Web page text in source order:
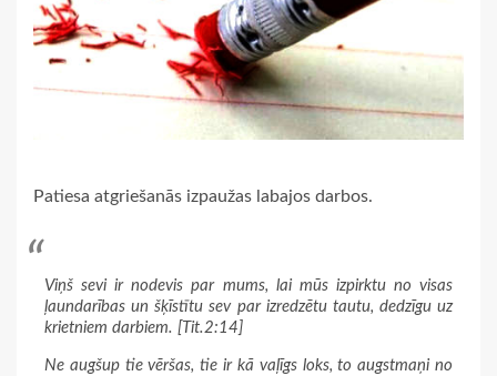
Patiesa atgriešanās izpaužas labajos darbos.
Viņš sevi ir nodevis par mums, lai mūs izpirktu no visas
ļaundarības un šķīstītu sev par izredzētu tautu, dedzīgu uz
krietniem darbiem. [Tit.2:14]
Ne augšup tie vēršas, tie ir kā vaļīgs loks, to augstmaņi no